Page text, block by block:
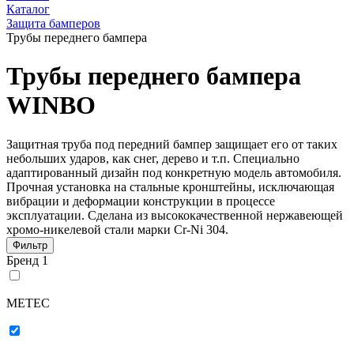
Каталог
Защита бамперов
Трубы переднего бампера
Трубы переднего бампера
WINBO
Защитная труба под передний бампер защищает его от таких
небольших ударов, как снег, дерево и т.п. Специально
адаптированный дизайн под конкретную модель автомобиля.
Прочная установка на стальные кронштейны, исключающая
вибрации и деформации конструкции в процессе
эксплуатации. Сделана из высококачественной нержавеющей
хромо-никелевой стали марки Cr-Ni 304.
Фильтр
Бренд 1
METEC